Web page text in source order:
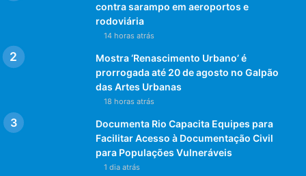
contra sarampo em aeroportos e
rodoviária
14 horas atrás
Mostra ‘Renascimento Urbano’ é
prorrogada até 20 de agosto no Galpão
das Artes Urbanas
18 horas atrás
Documenta Rio Capacita Equipes para
Facilitar Acesso à Documentação Civil
para Populações Vulneráveis
1 dia atrás